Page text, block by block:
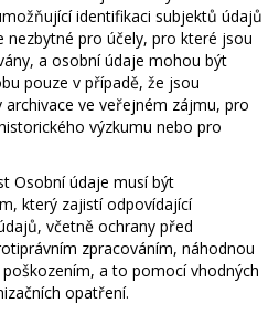
identifikaci subjektů údajů
nezbytné pro účely, pro které jsou
a osobní údaje mohou být
pouze v případě, že jsou
archivace ve veřejném zájmu, pro
výzkumu nebo pro
Osobní údaje musí být
který zajistí odpovídající
včetně ochrany před
zpracováním, náhodnou
a to pomocí vhodných
opatření.